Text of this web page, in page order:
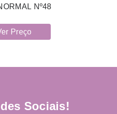
Nº48
Preço
Sociais!